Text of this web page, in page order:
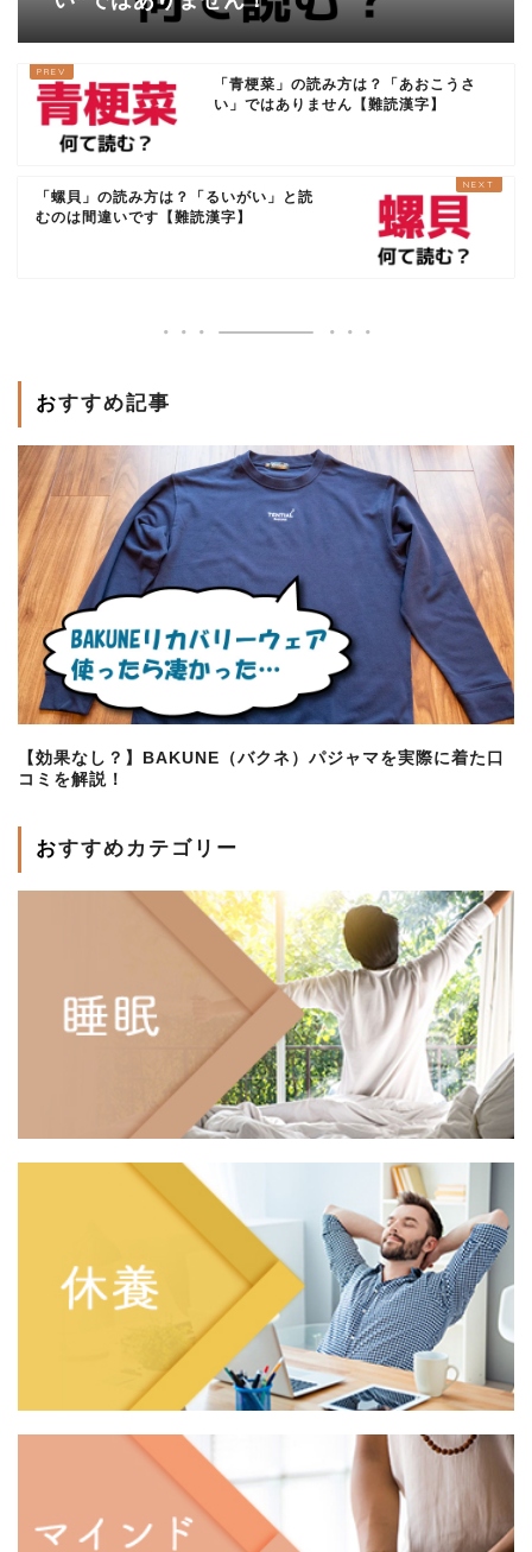
「青梗菜」の読み方は？「あおこうさ
い」ではありません【難読漢字】
「螺貝」の読み方は？「るいがい」と読
むのは間違いです【難読漢字】
おすすめ記事
【効果なし？】BAKUNE（バクネ）パジャマを実際に着た口
コミを解説！
おすすめカテゴリー